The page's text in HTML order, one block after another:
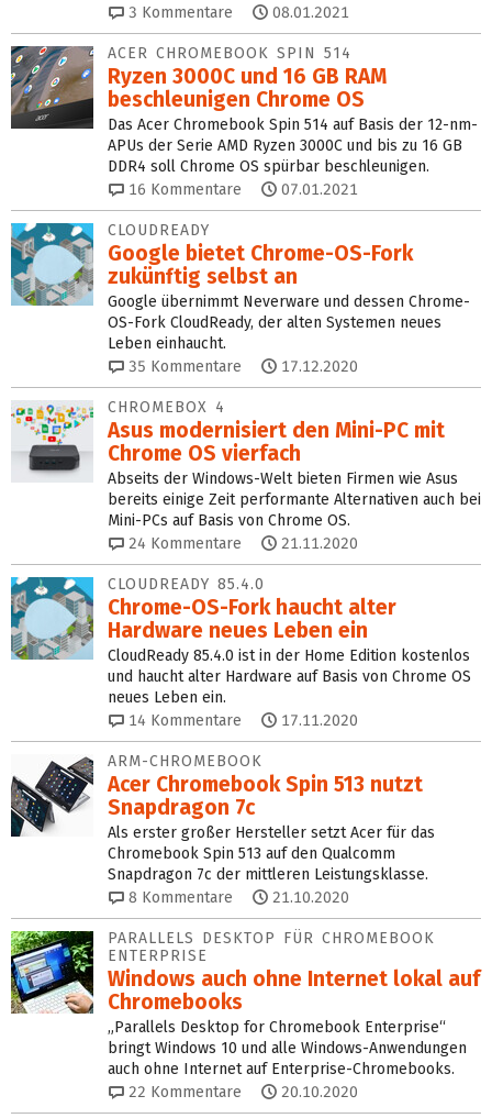
3 Kommentare 08.01.2021
ACER CHROMEBOOK SPIN 514
Ryzen 3000C und 16 GB RAM
beschleunigen Chrome OS
Das Acer Chromebook Spin 514 auf Basis der 12-nm-
APUs der Serie AMD Ryzen 3000C und bis zu 16 GB
DDR4 soll Chrome OS spürbar beschleunigen.
16 Kommentare 07.01.2021
CLOUDREADY
Google bietet Chrome-OS-Fork
zukünftig selbst an
Google übernimmt Neverware und dessen Chrome-
OS-Fork CloudReady, der alten Systemen neues
Leben einhaucht.
35 Kommentare 17.12.2020
CHROMEBOX 4
Asus modernisiert den Mini-PC mit
Chrome OS vierfach
Abseits der Windows-Welt bieten Firmen wie Asus
bereits einige Zeit performante Alternativen auch bei
Mini-PCs auf Basis von Chrome OS.
24 Kommentare 21.11.2020
CLOUDREADY 85.4.0
Chrome-OS-Fork haucht alter
Hardware neues Leben ein
CloudReady 85.4.0 ist in der Home Edition kostenlos
und haucht alter Hardware auf Basis von Chrome OS
neues Leben ein.
14 Kommentare 17.11.2020
ARM-CHROMEBOOK
Acer Chromebook Spin 513 nutzt
Snapdragon 7c
Als erster großer Hersteller setzt Acer für das
Chromebook Spin 513 auf den Qualcomm
Snapdragon 7c der mittleren Leistungsklasse.
8 Kommentare 21.10.2020
PARALLELS DESKTOP FÜR CHROMEBOOK
ENTERPRISE
Windows auch ohne Internet lokal auf
Chromebooks
„Parallels Desktop for Chromebook Enterprise“
bringt Windows 10 und alle Windows-Anwendungen
auch ohne Internet auf Enterprise-Chromebooks.
22 Kommentare 20.10.2020